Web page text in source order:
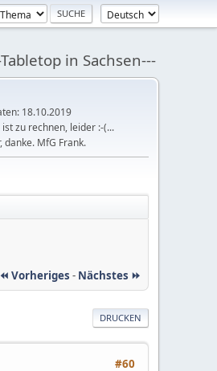
in Sachsen---
18.10.2019
zu rechnen, leider :-(...
MfG Frank.
⏪ Vorheriges - Nächstes ⏩
DRUCKEN
#60